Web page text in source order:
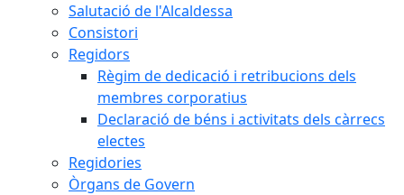
Salutació de l'Alcaldessa
Consistori
Regidors
Règim de dedicació i retribucions dels
membres corporatius
Declaració de béns i activitats dels càrrecs
electes
Regidories
Òrgans de Govern